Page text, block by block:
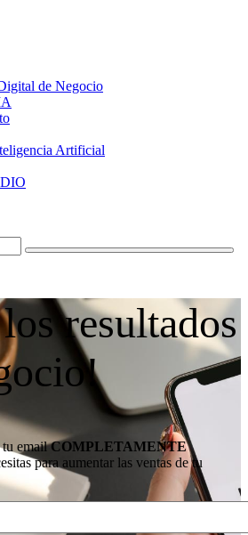
de Negocio
Artificial
resultados
tu emailCOMPLETAMENTE
para aumentar las ventas de tu